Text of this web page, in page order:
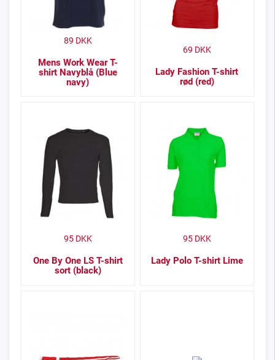
Mens Work Wear T-
shirt Navyblå (Blue
navy)
89 DKK
Lady Fashion T-shirt
rød (red)
69 DKK
One By One LS T-shirt
sort (black)
95DKK
Lady Polo T-shirt Lime
95DKK